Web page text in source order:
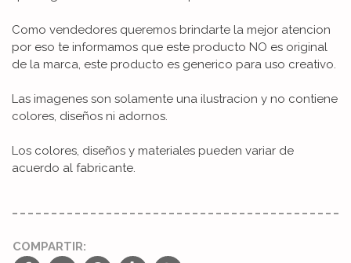
Como vendedores queremos brindarte la mejor atencion
por eso te informamos que este producto NO es original
de la marca, este producto es generico para uso creativo.
Las imagenes son solamente una ilustracion y no contiene
colores, diseños ni adornos.
Los colores, diseños y materiales pueden variar de
acuerdo al fabricante.
COMPARTIR: